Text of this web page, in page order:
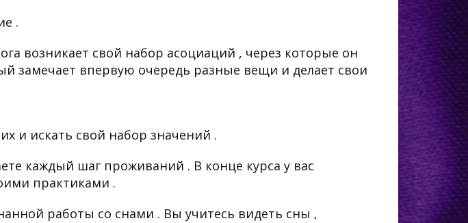
.
возникает свой набор асоциаций , через которые он
впервую очередь разные вещи и делает свои
и искать свой набор значений .
каждый шаг проживаний . В конце курса у вас
практиками .
работы со снами . Вы учитесь видеть сны ,